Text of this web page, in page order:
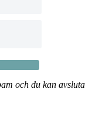
och du kan avsluta